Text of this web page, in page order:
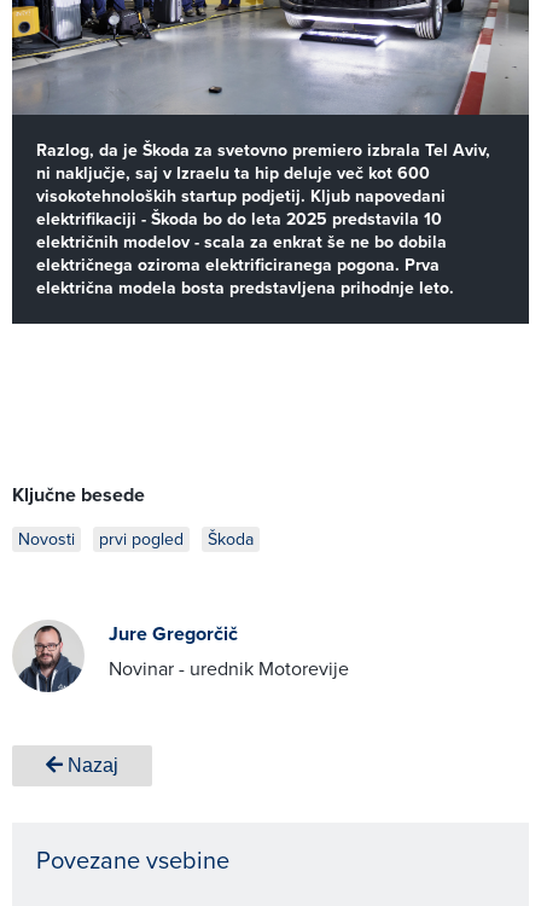
Razlog, da je Škoda za svetovno premiero izbrala Tel Aviv,
ni naključje, saj v Izraelu ta hip deluje več kot 600
visokotehnoloških startup podjetij. Kljub napovedani
elektrifikaciji - Škoda bo do leta 2025 predstavila 10
električnih modelov - scala za enkrat še ne bo dobila
električnega oziroma elektrificiranega pogona. Prva
električna modela bosta predstavljena prihodnje leto.
Ključne besede
Novosti prvi pogled Škoda
Jure Gregorčič
Novinar - urednik Motorevije
Nazaj
Povezane vsebine